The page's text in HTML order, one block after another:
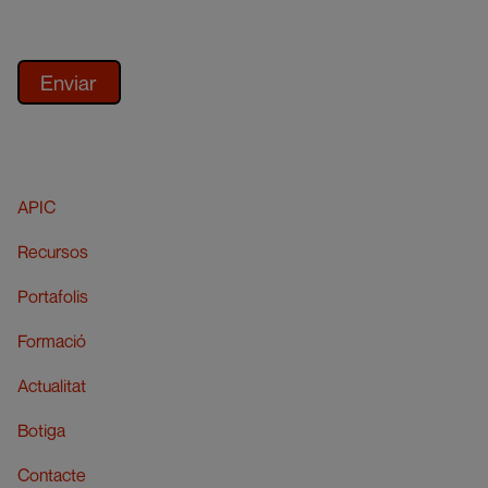
APIC
Recursos
Portafolis
Formació
Actualitat
Botiga
Contacte